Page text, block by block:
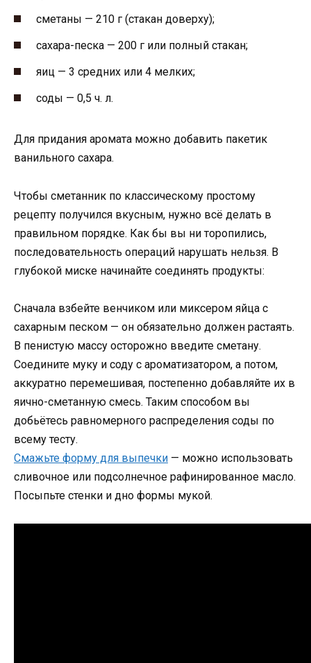
сметаны — 210 г (стакан доверху);
сахара-песка — 200 г или полный стакан;
яиц — 3 средних или 4 мелких;
соды — 0,5 ч. л.
Для придания аромата можно добавить пакетик
ванильного сахара.
Чтобы сметанник по классическому простому
рецепту получился вкусным, нужно всё делать в
правильном порядке. Как бы вы ни торопились,
последовательность операций нарушать нельзя. В
глубокой миске начинайте соединять продукты:
Сначала взбейте венчиком или миксером яйца с
сахарным песком — он обязательно должен растаять.
В пенистую массу осторожно введите сметану.
Соедините муку и соду с ароматизатором, а потом,
аккуратно перемешивая, постепенно добавляйте их в
яично-сметанную смесь. Таким способом вы
добьётесь равномерного распределения соды по
всему тесту.
Смажьте форму для выпечки — можно использовать
сливочное или подсолнечное рафинированное масло.
Посыпьте стенки и дно формы мукой.